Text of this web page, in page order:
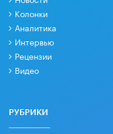
Колонки
Аналитика
Интервью
Рецензии
Видео
РУБРИКИ